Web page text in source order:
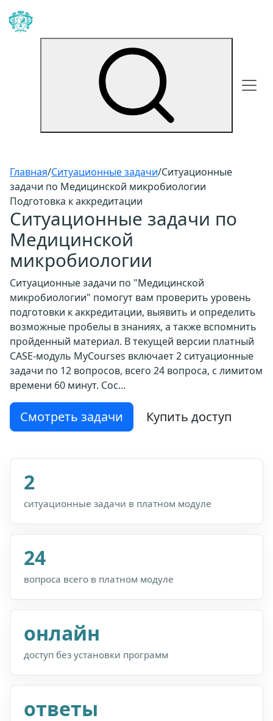
Главная/Ситуационные задачи/Ситуационные
задачи по Медицинской микробиологии
Подготовка к аккредитации
Ситуационные задачи по
Медицинской
микробиологии
Ситуационные задачи по "Медицинской
микробиологии" помогут вам проверить уровень
подготовки к аккредитации, выявить и определить
возможные пробелы в знаниях, а также вспомнить
пройденный материал. В текущей версии платный
CASE-модуль MyCourses включает 2 ситуационные
задачи по 12 вопросов, всего 24 вопроса, с лимитом
времени 60 минут. Сос...
Смотреть задачи Купить доступ
2
ситуационные задачи в платном модуле
24
вопроса всего в платном модуле
онлайн
доступ без установки программ
ответы